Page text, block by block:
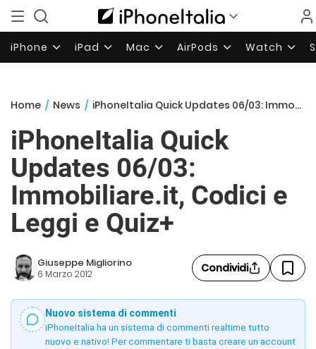
iPhone iPad Mac AirPods Watch
Home / News / iPhoneItalia Quick Updates 06/03: Immobiliare.it, Codici e Leggi e Quiz+
iPhoneItalia Quick
Updates 06/03:
Immobiliare.it, Codici e
Leggi e Quiz+
Giuseppe Migliorino
6 Marzo 2012 Condividi
Nuovo sistema di commenti
iPhoneItalia ha un sistema di commenti realtime tutto
nuovo e nativo! Per commentare ti basta creare un account